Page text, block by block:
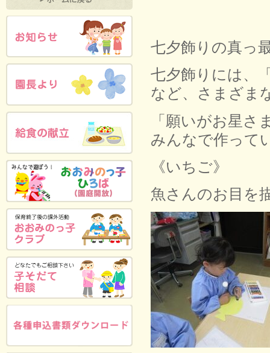
七夕飾りの真っ
七夕飾りには、
など、さまざま
「願いがお星
みんなで作って
《いちご》
魚さんのお目を